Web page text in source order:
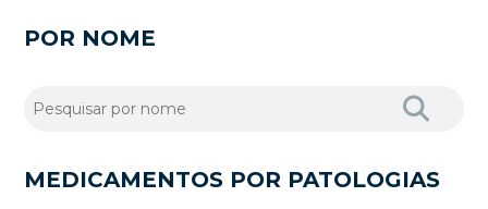
POR NOME
MEDICAMENTOS POR PATOLOGIAS